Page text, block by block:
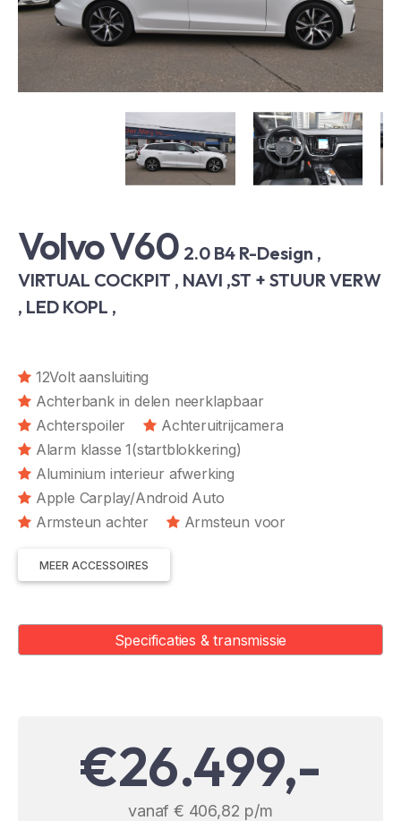
Volvo V60 2.0 B4 R-Design ,
VIRTUAL COCKPIT , NAVI ,ST + STUUR VERW
, LED KOPL ,
12Volt aansluiting
Achterbank in delen neerklapbaar
Achterspoiler
Achteruitrijcamera
Alarm klasse 1(startblokkering)
Aluminium interieur afwerking
Apple Carplay/Android Auto
Armsteun achter
Armsteun voor
MEER ACCESSOIRES
Specificaties & transmissie
€26.499,-
vanaf € 406,82 p/m